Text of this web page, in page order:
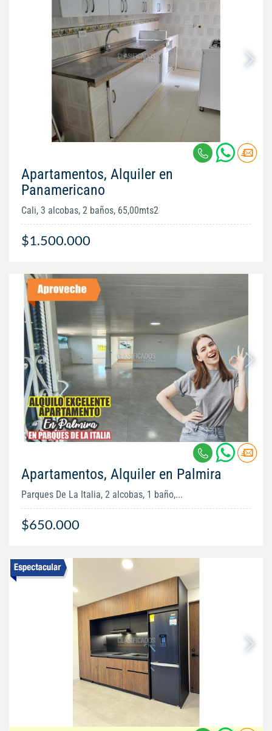
Apartamentos, Alquiler en
Panamericano
Cali, 3 alcobas, 2 baños, 65,00mts2
$1.500.000
Apartamentos, Alquiler en Palmira
Parques De La Italia, 2 alcobas, 1 baño,...
$650.000